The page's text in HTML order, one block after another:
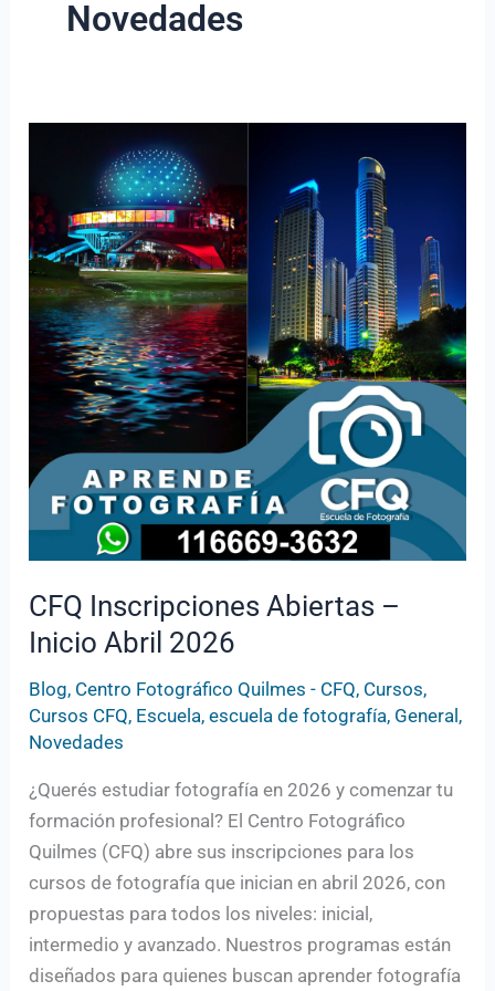
Novedades
CFQ Inscripciones Abiertas –
Inicio Abril 2026
Blog, Centro Fotográfico Quilmes - CFQ, Cursos,
Cursos CFQ, Escuela,escuela de fotografía, General ,
Novedades
¿Querés estudiar fotografía en 2026 y comenzar tu
formación profesional? El Centro Fotográfico
Quilmes (CFQ) abre sus inscripciones para los
cursos de fotografía que inician en abril 2026, con
propuestas para todos los niveles: inicial,
intermedio y avanzado. Nuestros programas están
diseñados para quienes buscan aprender fotografía
Inscripciones
Abiertas
–
Inicio
Abril
2026